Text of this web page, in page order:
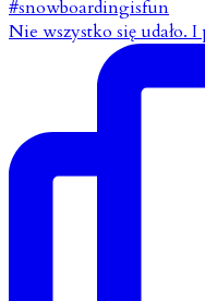
Nie wszystko się udało.